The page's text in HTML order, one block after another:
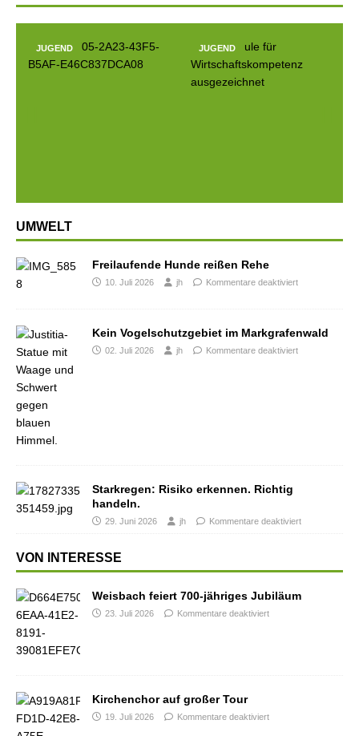
JUGEND JUGEND
UMWELT
Freilaufende Hunde reißen Rehe
10. Juli 2026 jh Kommentare deaktiviert
Kein Vogelschutzgebiet im Markgrafenwald
02. Juli 2026 jh Kommentare deaktiviert
Starkregen: Risiko erkennen. Richtig
handeln.
29. Juni 2026 jh Kommentare deaktiviert
VON INTERESSE
Weisbach feiert 700-jähriges Jubiläum
23. Juli 2026 Kommentare deaktiviert
Kirchenchor auf großer Tour
19. Juli 2026 Kommentare deaktiviert